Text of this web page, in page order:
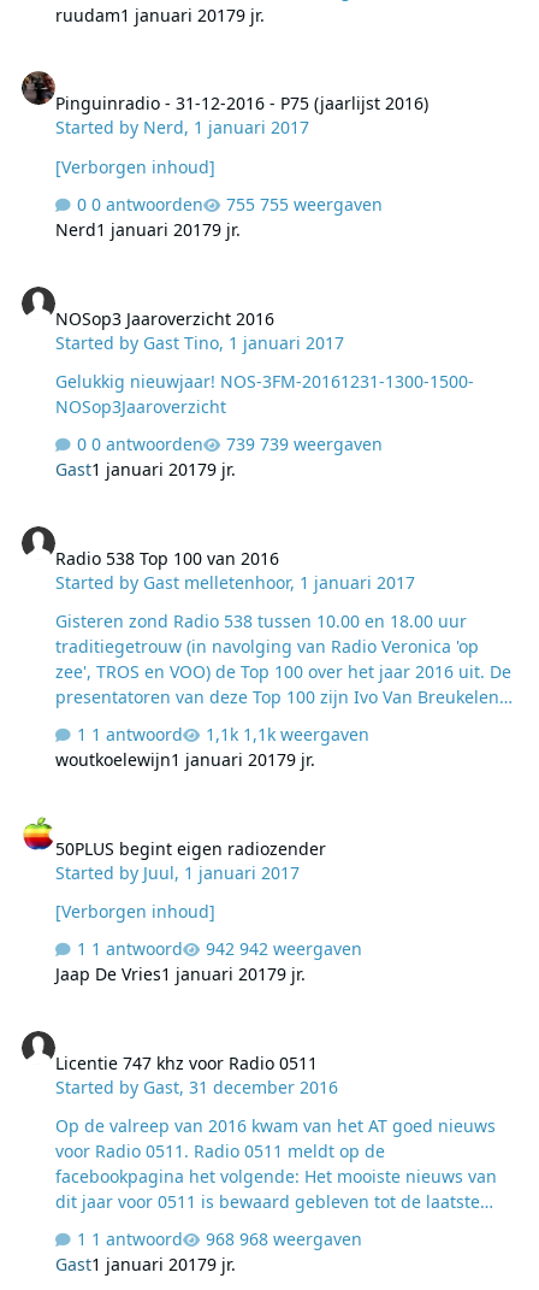
ruudam1 januari 20179 jr.
Pinguinradio - 31-12-2016 - P75 (jaarlijst 2016)
Started by Nerd, 1 januari 2017
[Verborgen inhoud]
0 antwoorden
755 weergaven
Nerd1 januari 20179 jr.
NOSop3 Jaaroverzicht 2016
Started by Gast Tino, 1 januari 2017
Gelukkig nieuwjaar! NOS-3FM-20161231-1300-1500-
NOSop3Jaaroverzicht
0 antwoorden
739 weergaven
Gast1 januari 20179 jr.
Radio 538 Top 100 van 2016
Started by Gast melletenhoor, 1 januari 2017
Gisteren zond Radio 538 tussen 10.00 en 18.00 uur
traditiegetrouw (in navolging van Radio Veronica 'op
zee', TROS en VOO) de Top 100 over het jaar 2016 uit. De
presentatoren van deze Top 100 zijn Ivo Van Breukelen
uploads: 1. RADIO538_31122016_1000-
1100_top_100_van_2016_IvoVanBreukelen.mp3
1200_top_100_van_2016_IvoVanBreukelen.mp3
http://www28.zippyshare.com/v/GCDxHHva/file.html 3.
1300_top_100_van_2016_IvoVanBreukelen.mp3
http://www28.zippyshare.com/v/371H…
1 antwoord
1,1k weergaven
woutkoelewijn1 januari 20179 jr.
50PLUS begint eigen radiozender
Started by Juul, 1 januari 2017
[Verborgen inhoud]
1 antwoord
942 weergaven
Jaap De Vries1 januari 20179 jr.
Licentie 747 khz voor Radio 0511
Started by Gast,31 december 2016
Op de valreep van 2016 kwam van het AT goed nieuws
voor Radio 0511. Radio 0511 meldt op de
facebookpagina het volgende: Het mooiste nieuws van
dit jaar voor 0511 is bewaard gebleven tot de laatste
dag! Vandaag kregen wij de officiële beschikking binnen
van het Agentschap Telecom dat we full power mogen
gaan uitzenden op AM 747 in Noord Nederland! 2017
1 antwoord
968 weergaven
Gast1 januari 20179 jr.